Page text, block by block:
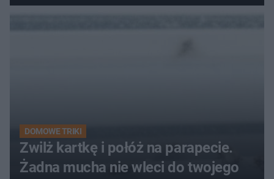
kobiety
DOMOWE TRIKI
Zwilż kartkę i połóż na parapecie.
Żadna mucha nie wleci do twojego